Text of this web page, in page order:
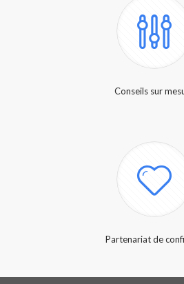
Conseils sur
Partenariat de